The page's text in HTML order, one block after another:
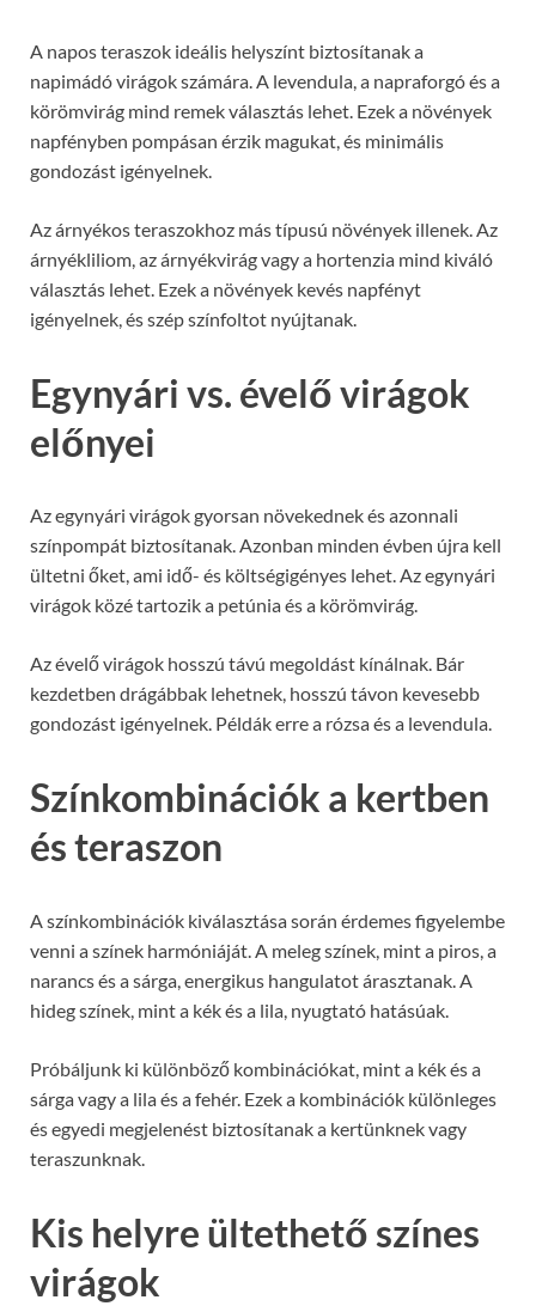
A napos teraszok ideális helyszínt biztosítanak a
napimádó virágok számára. A levendula, a napraforgó és a
körömvirág mind remek választás lehet. Ezek a növények
napfényben pompásan érzik magukat, és minimális
gondozást igényelnek.
Az árnyékos teraszokhoz más típusú növények illenek. Az
árnyékliliom, az árnyékvirág vagy a hortenzia mind kiváló
választás lehet. Ezek a növények kevés napfényt
igényelnek, és szép színfoltot nyújtanak.
Egynyári vs. évelő virágok
előnyei
Az egynyári virágok gyorsan növekednek és azonnali
színpompát biztosítanak. Azonban minden évben újra kell
ültetni őket, ami idő- és költségigényes lehet. Az egynyári
virágok közé tartozik a petúnia és a körömvirág.
Az évelő virágok hosszú távú megoldást kínálnak. Bár
kezdetben drágábbak lehetnek, hosszú távon kevesebb
gondozást igényelnek. Példák erre a rózsa és a levendula.
Színkombinációk a kertben
és teraszon
A színkombinációk kiválasztása során érdemes figyelembe
venni a színek harmóniáját. A meleg színek, mint a piros, a
narancs és a sárga, energikus hangulatot árasztanak. A
hideg színek, mint a kék és a lila, nyugtató hatásúak.
Próbáljunk ki különböző kombinációkat, mint a kék és a
sárga vagy a lila és a fehér. Ezek a kombinációk különleges
és egyedi megjelenést biztosítanak a kertünknek vagy
teraszunknak.
Kis helyre ültethető színes
virágok